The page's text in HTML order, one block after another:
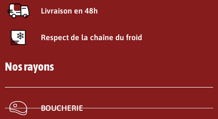
Livraison en 48h
Respect de la chaîne du froid
Nos rayons
BOUCHERIE